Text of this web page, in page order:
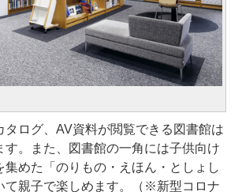
ログ、AV資料が閲覧できる図書館は
す。また、図書館の一角には子供向け
集めた「のりもの・えほん・としょし
て親子で楽しめます。（※新型コロナ